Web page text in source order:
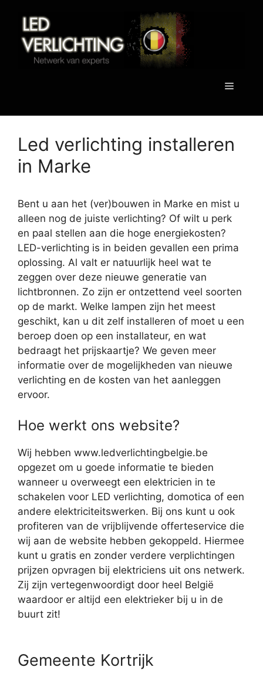
inhoud
Menu
Led verlichting installeren
in Marke
Bent u aan het (ver)bouwen in Marke en mist u
alleen nog de juiste verlichting? Of wilt u perk
en paal stellen aan die hoge energiekosten?
LED-verlichting is in beiden gevallen een prima
oplossing. Al valt er natuurlijk heel wat te
zeggen over deze nieuwe generatie van
lichtbronnen. Zo zijn er ontzettend veel soorten
op de markt. Welke lampen zijn het meest
geschikt, kan u dit zelf installeren of moet u een
beroep doen op een installateur, en wat
bedraagt het prijskaartje? We geven meer
informatie over de mogelijkheden van nieuwe
verlichting en de kosten van het aanleggen
ervoor.
Hoe werkt ons website?
Wij hebben www.ledverlichtingbelgie.be
opgezet om u goede informatie te bieden
wanneer u overweegt een elektricien in te
schakelen voor LED verlichting, domotica of een
andere elektriciteitswerken. Bij ons kunt u ook
profiteren van de vrijblijvende offerteservice die
wij aan de website hebben gekoppeld. Hiermee
kunt u gratis en zonder verdere verplichtingen
prijzen opvragen bij elektriciens uit ons netwerk.
Zij zijn vertegenwoordigt door heel België
waardoor er altijd een elektrieker bij u in de
buurt zit!
Gemeente Kortrijk